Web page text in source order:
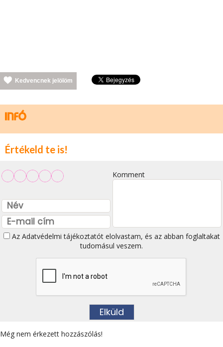
Kedvencnek jelölöm
Értékeld te is!
Komment
Az Adatvédelmi tájékoztatótelolvastam, és az abban foglaltakat
tudomásul veszem.
Még nem érkezett hozzászólás!